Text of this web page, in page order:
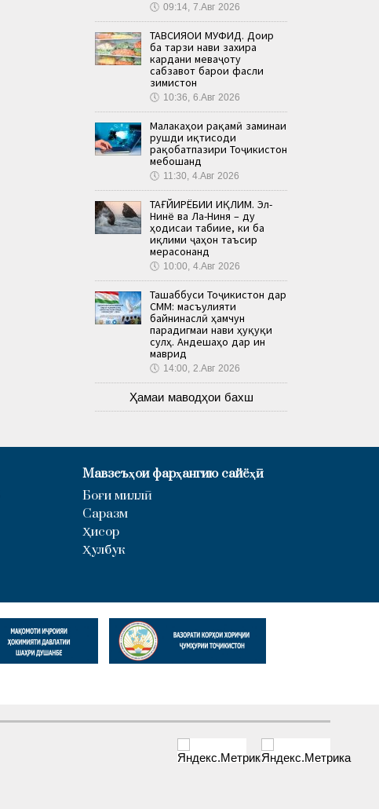
🕔 09:14, 7.Авг 2026
ТАВСИЯҲОИ МУФИД. Доир
ба тарзи нави захира
кардани меваҷоту
сабзавот барои фасли
зимистон
🕔 10:36, 6.Авг 2026
Малакаҳои рақамӣ заминаи
рушди иқтисоди
рақобатпазири Тоҷикистон
мебошанд
🕔 11:30, 4.Авг 2026
ТАҒЙИРЁБИИ ИҚЛИМ. Эл-
Нинё ва Ла-Ниня – ду
ҳодисаи табиие, ки ба
иқлими ҷаҳон таъсир
мерасонанд
🕔 10:00, 4.Авг 2026
Ташаббуси Тоҷикистон дар
СММ: масъулияти
байнинаслӣ ҳамчун
парадигмаи нави ҳуқуқи
сулҳ. Андешаҳо дар ин
маврид
🕔 14:00, 2.Авг 2026
Ҳамаи маводҳои бахш
Мавзеъҳои фарҳангию сайёҳӣ
Боғи миллӣ
Саразм
Ҳисор
Ҳулбук